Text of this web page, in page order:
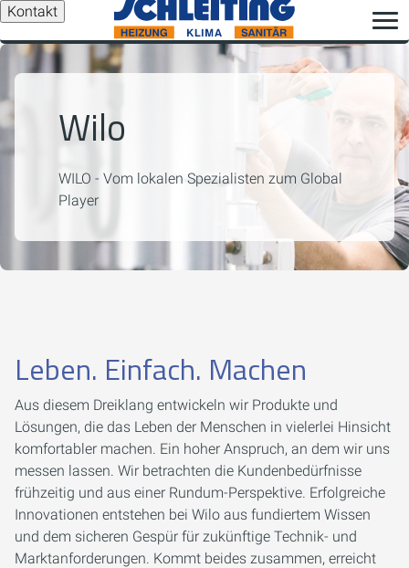
Kontakt
Wilo
WILO - Vom lokalen Spezialisten zum Global
Player
Leben. Einfach. Machen
Aus diesem Dreiklang entwickeln wir Produkte und
Lösungen, die das Leben der Menschen in vielerlei Hinsicht
komfortabler machen. Ein hoher Anspruch, an dem wir uns
messen lassen. Wir betrachten die Kundenbedürfnisse
frühzeitig und aus einer Rundum-Perspektive. Erfolgreiche
Innovationen entstehen bei Wilo aus fundiertem Wissen
und dem sicheren Gespür für zukünftige Technik- und
Marktanforderungen. Kommt beides zusammen, erreicht